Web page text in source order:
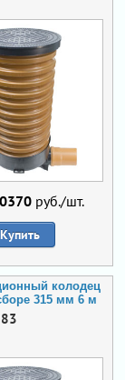
руб./шт.
Купить
колодец
315 мм 6 м